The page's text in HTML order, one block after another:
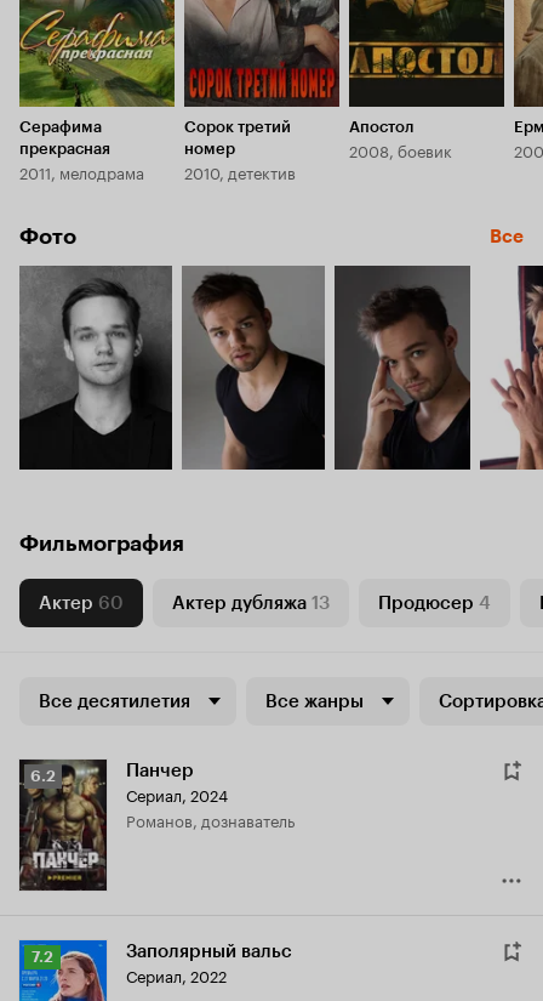
Серафима
прекрасная
2011, мелодрама
Сорок третий
номер
2010, детектив
Апостол
2008, боевик
Фото Все
Фильмография
Актер 60 Актер дубляжа 13 Продюсер 4
Все десятилетия Все жанры
Рейтинг
Кинопоиска
6.2
6.2 Панчер
Сериал, 2024
Романов, дознаватель
Рейтинг
Кинопоиска
7.2 Заполярный вальс
Сериал, 2022